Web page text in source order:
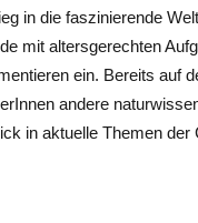
in die faszinierende
mit altersgerechten
ein. Bereits auf
andere
in aktuelle Themen der